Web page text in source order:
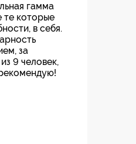
гамма
те которые
в себя.
за
9 человек,